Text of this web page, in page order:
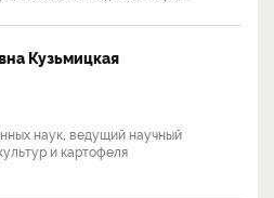
Кузьмицкая
наук, ведущий научный
и картофеля